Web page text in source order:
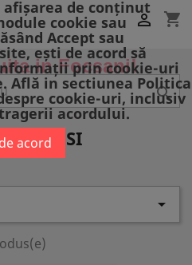
shopping_cart

in Focsani!

MANUSI

de conținut
cookie sau
Accept sau
ești de acord să
prin cookie-uri
Află in sectiunea Politica
cookie-uri, inclusiv
acordului.
acord